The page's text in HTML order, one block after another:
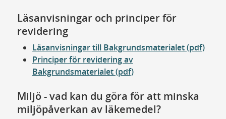
Läsanvisningar och principer för
revidering
Läsanvisningar till Bakgrundsmaterialet (pdf)
Principer för revidering av
Bakgrundsmaterialet (pdf)
Miljö - vad kan du göra för att minska
miljöpåverkan av läkemedel?